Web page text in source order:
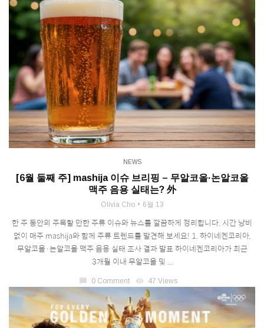
NEWS
[6월 둘째 주] mashija 이슈 브리핑 – 무알코올·논알코올
맥주 음용 실태는? 外
Olivia Cho 6월 13
한 주 동안의 주목할 만한 주류 이슈와 뉴스를 깔끔하게 정리합니다. 시간 낭비
없이 매주 mashija와 함께 주류 트렌드를 발견해 보세요! 1. 하이네켄코리아,
무알코올·논알코올 맥주 음용 실태 조사 결과 발표 하이네켄코리아가 최근
3개월 이내 무알코올 및 ...
chat_bubble 0 Comment visibility 47 Views